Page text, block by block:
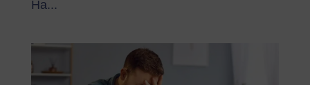
Ha...